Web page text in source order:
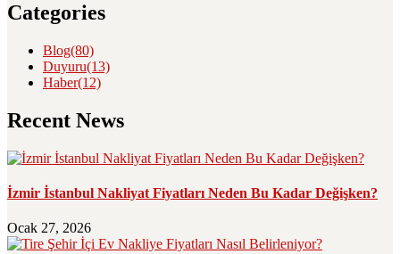
Categories
Blog(80)
Duyuru(13)
Haber(12)
Recent News
İzmir İstanbul Nakliyat Fiyatları Neden Bu Kadar Değişken?
Ocak 27, 2026